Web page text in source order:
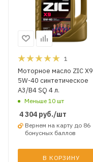
1
Моторное масло ZIC X9
5W-40 синтетическое
A3/B4 SQ 4 л.
Меньше 10 шт
4 304 руб./шт
Вернем на карту до 86
бонусных баллов
В КОРЗИНУ